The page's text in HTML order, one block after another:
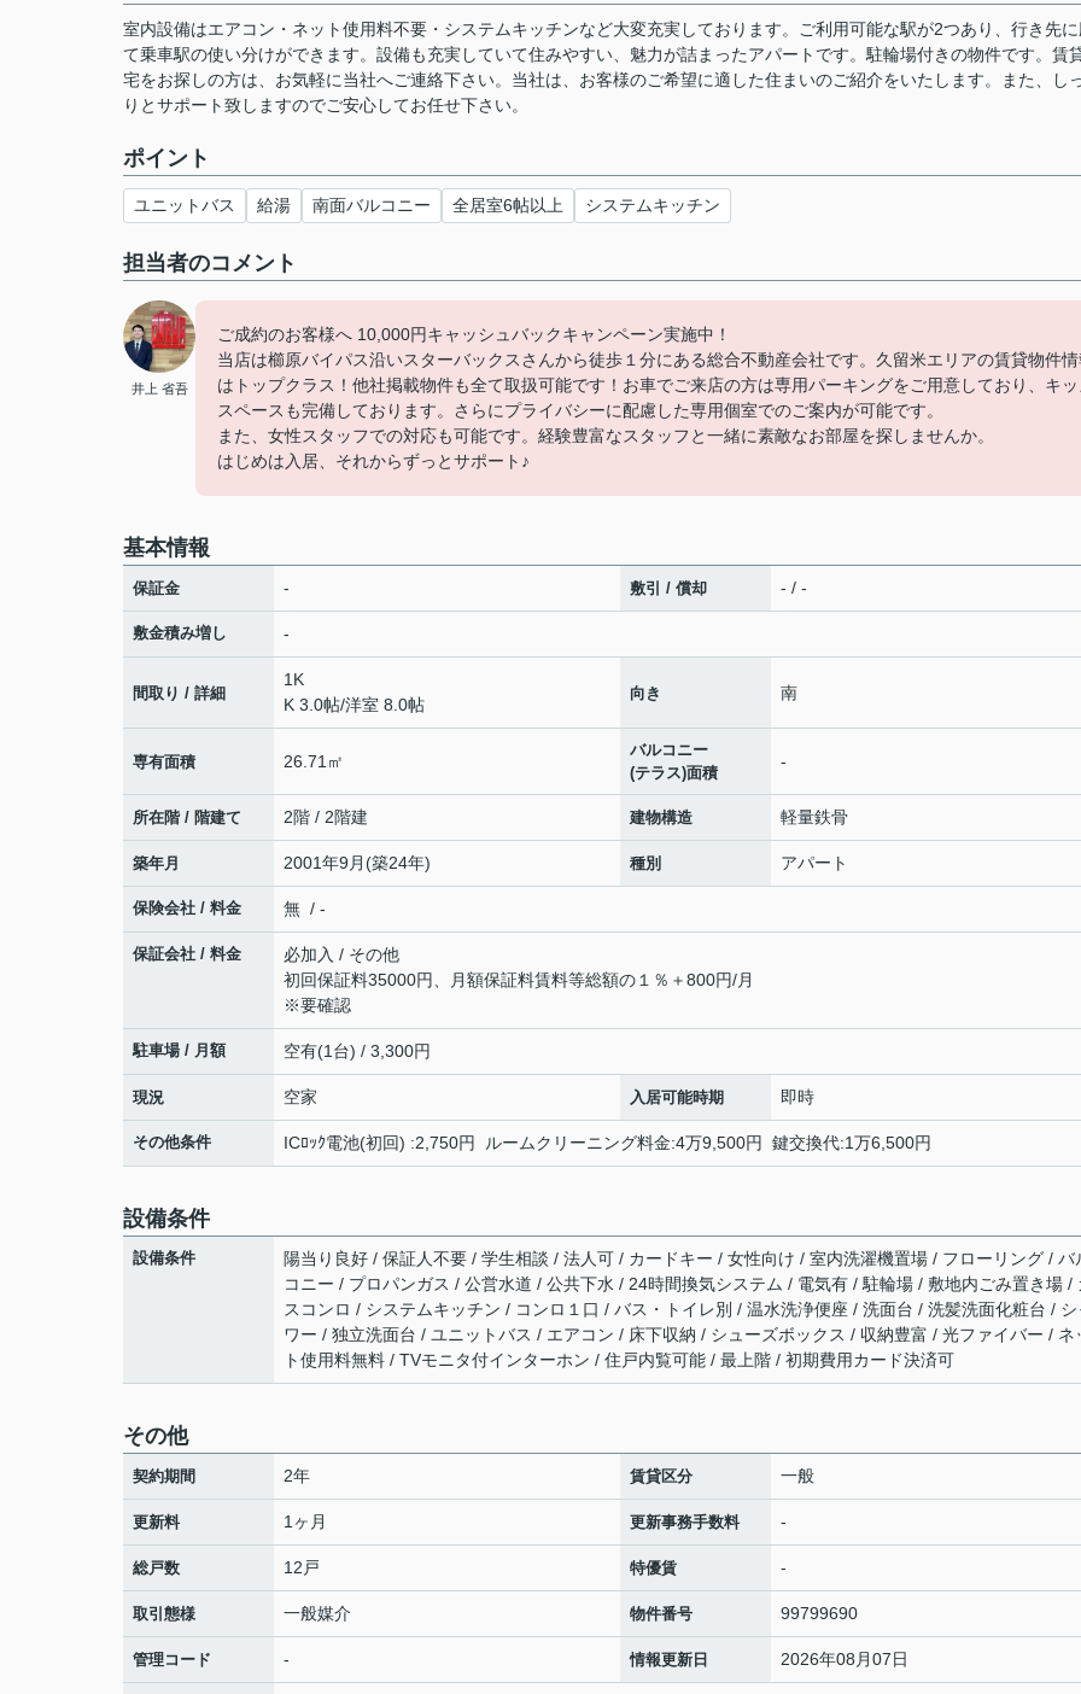
室内設備はエアコン・ネット使用料不要・システムキッチンなど大変充実しております。ご利用可能な駅が2つあり、行き先
て乗車駅の使い分けができます。設備も充実していて住みやすい、魅力が詰まったアパートです。駐輪場付きの物件です。賃
宅をお探しの方は、お気軽に当社へご連絡下さい。当社は、お客様のご希望に適した住まいのご紹介をいたします。また、し
りとサポート致しますのでご安心してお任せ下さい。
ポイント
ユニットバス 給湯 南面バルコニー 全居室6帖以上 システムキッチン
担当者のコメント
井上 省吾
ご成約のお客様へ 10,000円キャッシュバックキャンペーン実施中！
当店は櫛原バイパス沿いスターバックスさんから徒歩１分にある総合不動産会社です。久留米エリアの賃貸物件
はトップクラス！他社掲載物件も全て取扱可能です！お車でご来店の方は専用パーキングをご用意しており、キ
スペースも完備しております。さらにプライバシーに配慮した専用個室でのご案内が可能です。
また、女性スタッフでの対応も可能です。経験豊富なスタッフと一緒に素敵なお部屋を探しませんか。
はじめは入居、それからずっとサポート♪
基本情報
保証金 - 敷引 / 償却 - / -
敷金積み増し -
間取り / 詳細
1K
K 3.0帖/洋室 8.0帖
向き 南
専有面積 26.71㎡
バルコニー
(テラス)面積
-
所在階 / 階建て 2階 / 2階建 建物構造 軽量鉄骨
築年月 2001年9月(築24年) 種別 アパート
保険会社 / 料金 無 / -
保証会社 / 料金
必加入 / その他
初回保証料35000円、月額保証料賃料等総額の１％＋800円/月
※要確認
駐車場 / 月額 空有(1台) / 3,300円
現況 空家 入居可能時期 即時
その他条件 ICﾛｯｸ電池(初回) :2,750円 ルームクリーニング料金:4万9,500円 鍵交換代:1万6,500円
設備条件
設備条件
陽当り良好 / 保証人不要 / 学生相談 / 法人可 / カードキー / 女性向け / 室内洗濯機置場 / フローリング / バ
コニー / プロパンガス / 公営水道 / 公共下水 / 24時間換気システム / 電気有 / 駐輪場 / 敷地内ごみ置き場 /
スコンロ / システムキッチン / コンロ１口 / バス・トイレ別 / 温水洗浄便座 / 洗面台 / 洗髪洗面化粧台 / シ
ワー / 独立洗面台 / ユニットバス / エアコン / 床下収納 / シューズボックス / 収納豊富 / 光ファイバー / ネ
ト使用料無料 / TVモニタ付インターホン / 住戸内覧可能 / 最上階 / 初期費用カード決済可
その他
契約期間 2年 賃貸区分 一般
更新料 1ヶ月 更新事務手数料 -
総戸数 12戸 特優賃 -
取引態様 一般媒介 物件番号 99799690
管理コード - 情報更新日 2026年08月07日